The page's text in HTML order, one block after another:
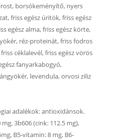
borsókeményítő, nyers
friss egész úritök, friss egész
egész alma, friss egész körte,
réz-proteinát, friss fodros
céklalevél, friss egész vörös
fanyarkabogyó,
levendula, orvosi ziliz
adalékok: antioxidánsok.
3b606 (cink: 112.5 mg),
B5-vitamin: 8 mg, B6-